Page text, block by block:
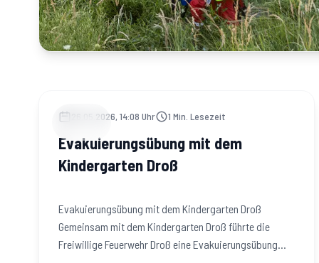
26.05.2026, 14:08 Uhr 1 Min. Lesezeit
Evakuierungsübung mit dem
Kindergarten Droß
Evakuierungsübung mit dem Kindergarten Droß
Gemeinsam mit dem Kindergarten Droß führte die
Freiwillige Feuerwehr Droß eine Evakuierungsübung